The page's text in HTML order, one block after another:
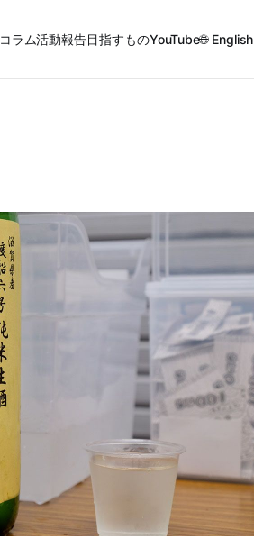
コラム活動報告目指すものYouTube🌐 English